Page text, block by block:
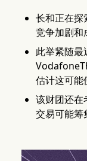
长和正在探
竞争加剧和
此举紧随最
估计这可能
该财团还在
交易可能筹